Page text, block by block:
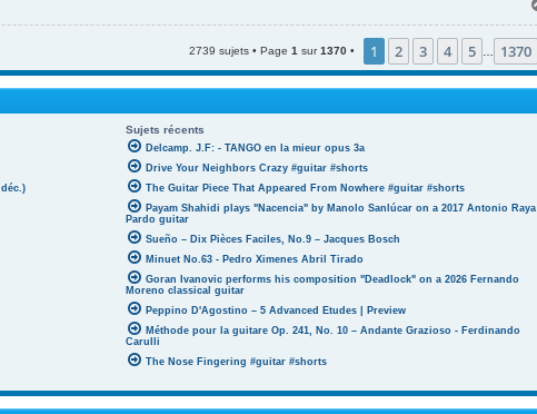
2739 sujets • Page 1 sur1370 • 1 2 3 4 5 1370
Sujets récents
Delcamp. J.F: - TANGO en la mieur opus 3a
Drive Your Neighbors Crazy #guitar #shorts
The Guitar Piece That Appeared From Nowhere #guitar #shorts
Payam Shahidi plays "Nacencia" by Manolo Sanlúcar on a 2017 Antonio Raya
Pardo guitar
Sueño – Dix Pièces Faciles, No.9 – Jacques Bosch
Minuet No.63 - Pedro Ximenes Abril Tirado
Goran Ivanovic performs his composition "Deadlock" on a 2026 Fernando
Moreno classical guitar
Peppino D'Agostino – 5 Advanced Etudes | Preview
Méthode pour la guitare Op. 241, No. 10 – Andante Grazioso - Ferdinando
Carulli
The Nose Fingering #guitar #shorts